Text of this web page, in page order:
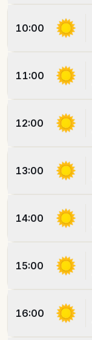
10:00
11:00
12:00
13:00
14:00
15:00
16:00